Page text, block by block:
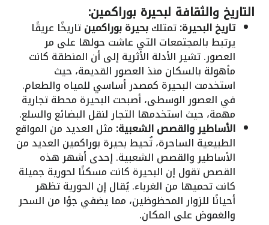
التاريخ والثقافة لبحيرة بوراكمين:
تاريخ البحيرة:تمتلكبحيرة بوراكمينتاريخًا عريقًا
يرتبط بالمجتمعات التي عاشت حولها على مر
العصور. تشير الأدلة الأثرية إلى أن المنطقة كانت
مأهولة بالسكان منذ العصور القديمة، حيث
استخدمت البحيرة كمصدر أساسي للمياه والطعام.
في العصور الوسطى، أصبحت البحيرة محطة تجارية
مهمة، حيث استخدمها التجار لنقل البضائع والسلع.
الأساطير والقصص الشعبية: مثل العديد من المواقع
الطبيعية الساحرة، تُحيط بحيرة بوراكمين العديد من
الأساطير والقصص الشعبية. إحدى أشهر هذه
القصص تقول إن البحيرة كانت مسكنًا لحورية جميلة
كانت تحميها من الغرباء. يُقال إن الحورية تظهر
أحيانًا للزوار المحظوظين، مما يضفي جوًا من السحر
والغموض على المكان.